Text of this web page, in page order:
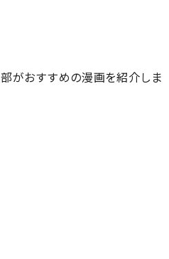
がおすすめの漫画を紹介しま